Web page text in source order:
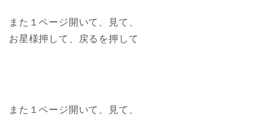
また１ページ開いて、見て、
お星様押して、戻るを押して
また１ページ開いて、見て、